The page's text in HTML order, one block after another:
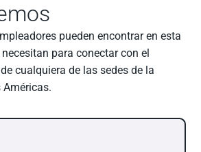
pueden encontrar en esta
para conectar con el
cualquiera de las sedes de la
Américas.